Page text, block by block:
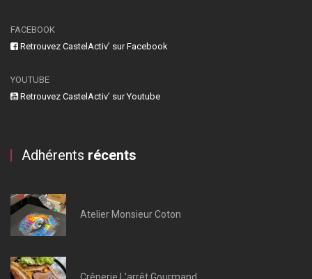
FACEBOOK
Retrouvez CastelActiv’ sur Facebook
YOUTUBE
Retrouvez CastelActiv’ sur Youtube
Adhérents récents
Atelier Monsieur Coton